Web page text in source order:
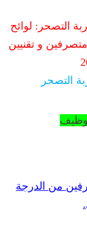
التصحر: لوائح
و تقنيين
التصحر
من الدرجة